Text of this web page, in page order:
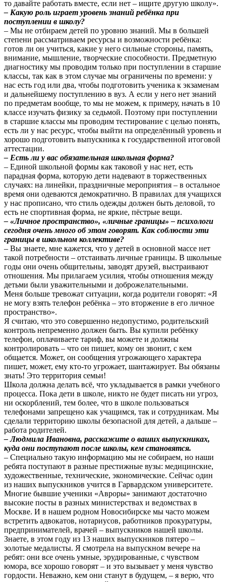
то давайте работать вместе, если нет – ищите другую школу».
– Какую роль играет уровень знаний ребёнка при
поступлении в школу?
– Мы не отбираем детей по уровню знаний. Мы в большей
степени рассматриваем ресурсы и возможности ребёнка:
готов ли он учиться, какие у него сильные стороны, память,
внимание, мышление, творческие способности. Предметную
диагностику мы проводим только при поступлении в старшие
классы, так как в этом случае мы ограничены по времени: у
нас есть год или два, чтобы подготовить ученика к экзаменам
и дальнейшему поступлению в вуз. А если у него нет знаний
по предметам вообще, то мы не можем, к примеру, начать в 10
классе изучать физику за седьмой. Поэтому при поступлении
в старшие классы мы проводим тестирование с целью понять,
есть ли у нас ресурс, чтобы выйти на определённый уровень и
хорошо подготовить выпускника к государственной итоговой
аттестации.
– Есть ли у вас обязательная школьная форма?
– Единой школьной формы как таковой у нас нет, есть
парадная форма, которую дети надевают в торжественных
случаях: на линейки, праздничные мероприятия – в остальное
время они одеваются демократично. В правилах для учащихся
у нас прописано, что стиль одежды должен быть деловой, то
есть не спортивная форма, не яркие, пёстрые вещи.
– «Личное пространство», «личные границы» – психологи
сегодня очень много об этом говорят. Как соблюсти эти
границы в школьном коллективе?
– Вы знаете, мне кажется, что у детей в основной массе нет
такой потребности – отстаивать личные границы. В школьные
годы они очень общительны, заводят друзей, выстраивают
отношения. Мы прилагаем усилия, чтобы отношения между
детьми были уважительными и доброжелательными.
Меня больше тревожат ситуации, когда родители говорят: «Я
не могу взять телефон ребёнка – это вторжение в его личное
пространство».
Я считаю, что это совершенно недопустимо, родительский
контроль непременно должен быть. Вы купили ребёнку
телефон, оплачиваете тариф, вы можете и должны
контролировать – что он пишет, кому он звонит, с кем
общается. Может, он сообщения угрожающего характера
пишет, может, ему кто-то угрожает, шантажирует. Вы обязаны
знать! Это территория семьи!
Школа должна делать всё, что укладывается в рамки учебного
процесса. Пока дети в школе, никто не будет писать ни угроз,
ни оскорблений, тем более, что в школе пользоваться
телефонами запрещено как учащимся, так и сотрудникам. Мы
сделали территорию школы безопасной для детей, а дальше –
работа родителей.
– Людмила Ивановна, расскажите о ваших выпускниках,
куда они поступают после школы, кем становятся.
– Специально такую информацию мы не собираем, но наши
ребята поступают в разные престижные вузы: медицинские,
художественные, технические, экономические. Сейчас один
из наших выпускников учится в Гарвардском университете.
Многие бывшие ученики «Авроры» занимают достаточно
высокие посты в разных министерствах и ведомствах в
Москве. И в нашем родном Новосибирске мы часто можем
встретить адвокатов, нотариусов, работников прокуратуры,
предпринимателей, врачей – выпускников нашей школы.
Знаете, в этом году из 13 наших выпускников пятеро –
золотые медалисты. Я смотрела на выпускном вечере на
ребят: они все очень умные, эрудированные, с чувством
юмора, все хорошо говорят – и это вызывает у меня чувство
гордости. Неважно, кем они станут в будущем, – я верю, что